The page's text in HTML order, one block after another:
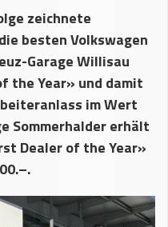
zeichnete
besten Volkswagen
Garage Willisau
the Year» und damit
im Wert
Sommerhalder erhält
Dealer of the Year»